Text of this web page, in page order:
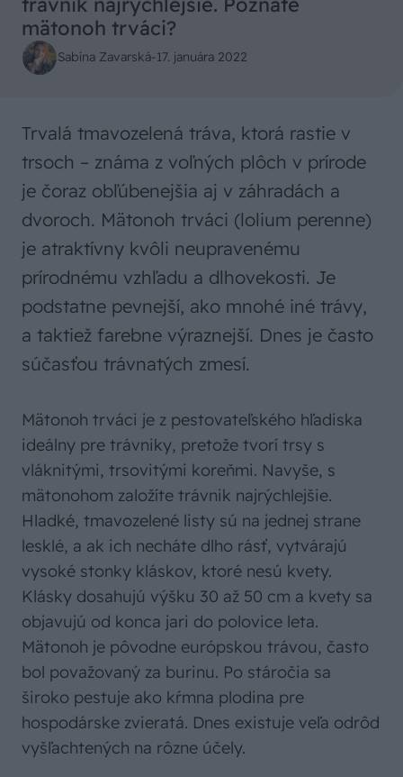
mätonoh trváci?
Sabína Zavarská-17. januára 2022
Trvalá tmavozelená tráva, ktorá rastie v
trsoch – známa z voľných plôch v prírode
je čoraz obľúbenejšia aj v záhradách a
dvoroch. Mätonoh trváci (lolium perenne)
je atraktívny kvôli neupravenému
prírodnému vzhľadu a dlhovekosti. Je
podstatne pevnejší, ako mnohé iné trávy,
a taktiež farebne výraznejší. Dnes je často
súčasťou trávnatých zmesí.
Mätonoh trváci je z pestovateľského hľadiska
ideálny pre trávniky, pretože tvorí trsy s
vláknitými, trsovitými koreňmi. Navyše, s
mätonohom založíte trávnik najrýchlejšie.
Hladké, tmavozelené listy sú na jednej strane
lesklé, a ak ich necháte dlho rásť, vytvárajú
vysoké stonky kláskov, ktoré nesú kvety.
Klásky dosahujú výšku 30 až 50 cm a kvety sa
objavujú od konca jari do polovice leta.
Mätonoh je pôvodne európskou trávou, často
bol považovaný za burinu. Po stáročia sa
široko pestuje ako kŕmna plodina pre
hospodárske zvieratá. Dnes existuje veľa odrôd
vyšľachtených na rôzne účely.